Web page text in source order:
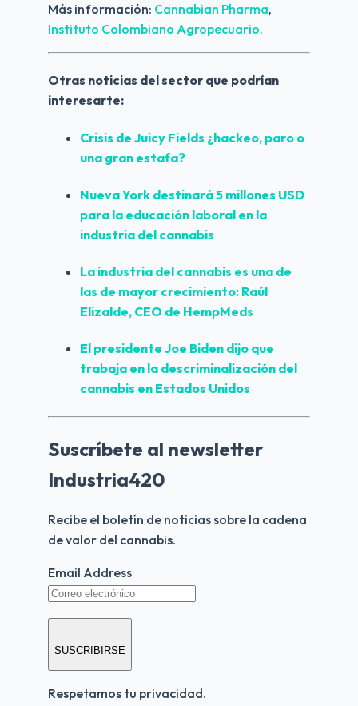
Más información: Cannabian Pharma
Instituto Colombiano Agropecuario.
Otras noticias del sector que podrían
interesarte:
Crisis de Juicy Fields ¿hackeo, paro o
una gran estafa?
Nueva York destinará 5 millones USD
para la educación laboral en la
industria del cannabis
La industria del cannabis es una de
las de mayor crecimiento: Raúl
Elizalde, CEO de HempMeds
El presidente Joe Biden dijo que
trabaja en la descriminalización del
cannabis en Estados Unidos
Suscríbete al newsletter
Industria420
Recibe el boletín de noticias sobre la cadena
de valor del cannabis.
Email Address
SUSCRIBIRSE
Respetamos tu privacidad.